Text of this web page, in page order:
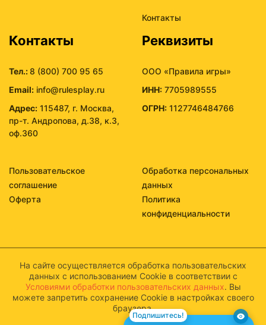
Контакты
Контакты
Тел.:8 (800) 700 95 65
Email: info@rulesplay.ru
Адрес: 115487, г. Москва,
пр-т. Андропова, д.38, к.3,
оф.360
Реквизиты
ООО «Правила игры»
ИНН: 7705989555
ОГРН: 1127746484766
Пользовательское
соглашение
Обработка персональных
данных
Оферта
Политика
конфиденциальности
На сайте осуществляется обработка пользовательских
данных с использованием Cookie в соответствии с
Условиями обработки пользовательских данных. Вы
можете запретить сохранение Cookie в настройках своего
браузера.
Подпишитесь!